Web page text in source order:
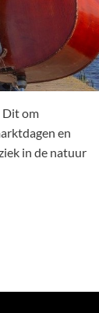
Dit om
en
in de natuur